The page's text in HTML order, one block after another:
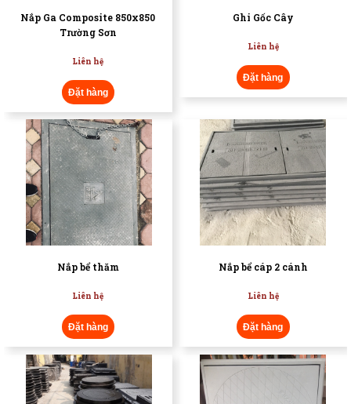
Nắp Ga Composite 850x850
Trường Sơn
Liên hệ
Đặt hàng
Ghi Gốc Cây
Liên hệ
Đặt hàng
Nắp bể thăm
Liên hệ
Đặt hàng
Nắp bể cáp 2 cánh
Liên hệ
Đặt hàng